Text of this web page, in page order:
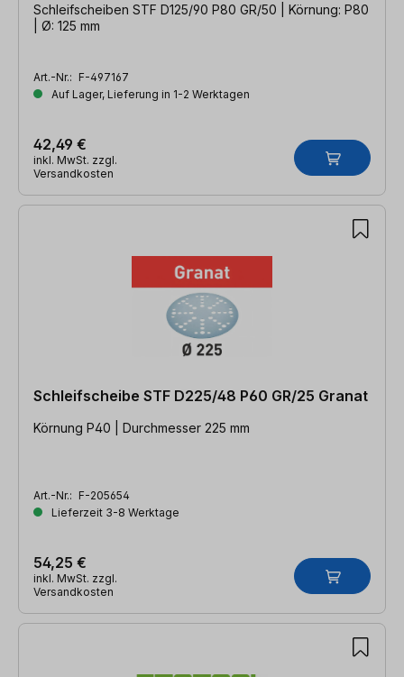
Schleifscheiben STF D125/90 P80 GR/50 | Körnung: P80
| Ø: 125 mm
Art.-Nr.: F-497167
Auf Lager, Lieferung in 1-2 Werktagen
42,49 €
inkl. MwSt. zzgl.
Versandkosten
Schleifscheibe STF D225/48 P60 GR/25 Granat
Körnung P40 | Durchmesser 225 mm
Art.-Nr.: F-205654
Lieferzeit 3-8 Werktage
54,25 €
inkl. MwSt. zzgl.
Versandkosten